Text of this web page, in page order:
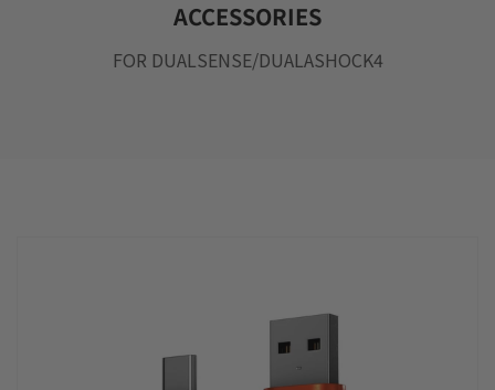
ACCESSORIES
FOR DUALSENSE/DUALASHOCK4